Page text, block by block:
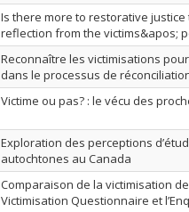
Is there more to restorative
reflection from the victims&apos;
Reconnaître les victimisations
dans le processus de
Victime ou pas? : le vécu des
Exploration des perceptions
autochtones au Canada
Comparaison de la victimisation
Victimisation Questionnaire et